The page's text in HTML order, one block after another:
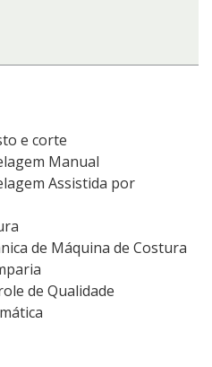
e corte
Manual
Assistida por
de Máquina de Costura
de Qualidade